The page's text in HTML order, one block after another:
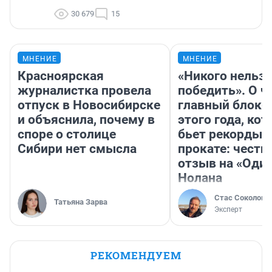
30 679 15
МНЕНИЕ
Красноярская
журналистка провела
отпуск в Новосибирске
и объяснила, почему в
споре о столице
Сибири нет смысла
Татьяна Зарва
МНЕНИЕ
«Никого нельзя
победить». О
главный
этого года,
бьет рекорды в
прокате:
отзыв на
Нолана
Стас Соколов
Эксперт
РЕКОМЕНДУЕМ